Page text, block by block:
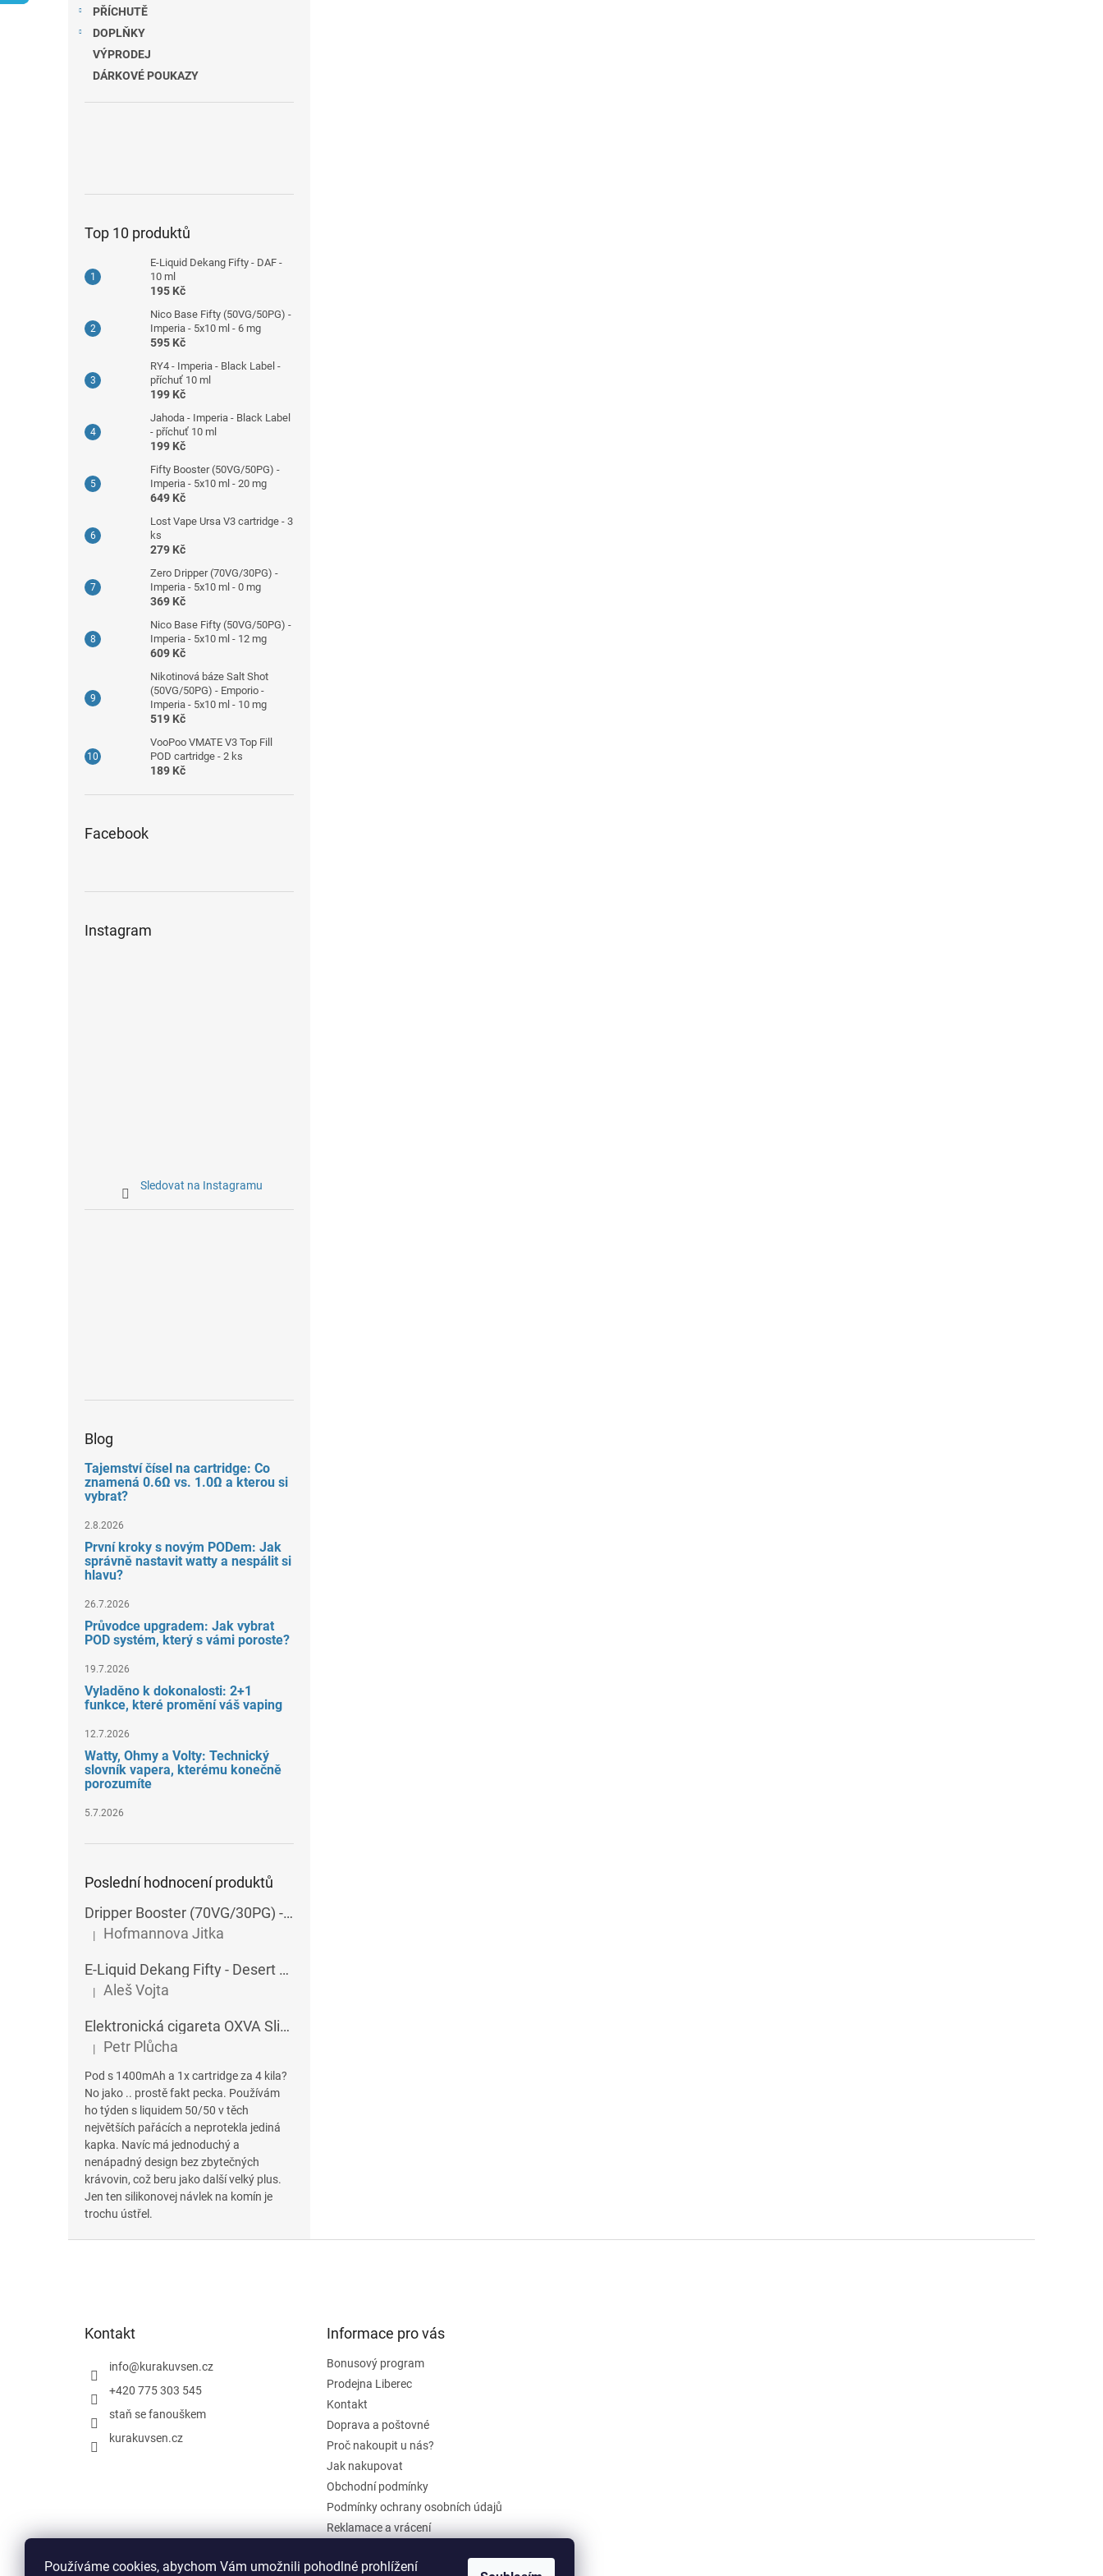
Používáme cookies, abychom Vám umožnili pohodlné prohlížení
PŘÍCHUTĚ
DOPLŇKY
VÝPRODEJ
DÁRKOVÉ POUKAZY
Top 10 produktů
E-Liquid Dekang Fifty - DAF -
10 ml
195 Kč
Nico Base Fifty (50VG/50PG) -
Imperia - 5x10 ml - 6 mg
595 Kč
RY4 - Imperia - Black Label -
příchuť 10 ml
199 Kč
Jahoda - Imperia - Black Label
- příchuť 10 ml
199 Kč
Fifty Booster (50VG/50PG) -
Imperia - 5x10 ml - 20 mg
649 Kč
Lost Vape Ursa V3 cartridge - 3
ks
279 Kč
Zero Dripper (70VG/30PG) -
Imperia - 5x10 ml - 0 mg
369 Kč
Nico Base Fifty (50VG/50PG) -
Imperia - 5x10 ml - 12 mg
609 Kč
Nikotinová báze Salt Shot
(50VG/50PG) - Emporio -
Imperia - 5x10 ml - 10 mg
519 Kč
VooPoo VMATE V3 Top Fill
POD cartridge - 2 ks
189 Kč
Facebook
Instagram
Sledovat na Instagramu
Blog
Tajemství čísel na cartridge: Co
znamená 0.6Ω vs. 1.0Ω a kterou si
vybrat?
2.8.2026
První kroky s novým PODem: Jak
správně nastavit watty a nespálit si
hlavu?
26.7.2026
Průvodce upgradem: Jak vybrat
POD systém, který s vámi poroste?
19.7.2026
Vyladěno k dokonalosti: 2+1
funkce, které promění váš vaping
12.7.2026
Watty, Ohmy a Volty: Technický
slovník vapera, kterému konečně
porozumíte
5.7.2026
Poslední hodnocení produktů
Dripper Booster (70VG/30PG) - Imperia - 5x10 ml - 15 mg
Hodnocení produktu je 5 z 5 hvězdiček.
| Hofmannova Jitka
E-Liquid Dekang Fifty - Desert Ship - 10 ml
Hodnocení produktu je 5 z 5 hvězdiček.
| Aleš Vojta
Elektronická cigareta OXVA SlimStick X POD 1400 mAh
Hodnocení produktu je 5 z 5 hvězdiček.
| Petr Plůcha
Pod s 1400mAh a 1x cartridge za 4 kila?
No jako .. prostě fakt pecka. Používám
ho týden s liquidem 50/50 v těch
největších pařácích a neprotekla jediná
kapka. Navíc má jednoduchý a
nenápadný design bez zbytečných
krávovin, což beru jako další velký plus.
Jen ten silikonovej návlek na komín je
trochu ústřel.
Kontakt
info@kurakuvsen.cz
+420 775 303 545
staň se fanouškem
kurakuvsen.cz
Informace pro vás
Bonusový program
Prodejna Liberec
Kontakt
Doprava a poštovné
Proč nakoupit u nás?
Jak nakupovat
Obchodní podmínky
Podmínky ochrany osobních údajů
Reklamace a vrácení
Hodnocení obchodu